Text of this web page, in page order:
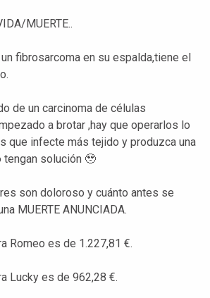
MUERTE..
fibrosarcoma en su espalda,tiene el
de un carcinoma de células
a brotar ,hay que operarlos lo
que infecte más tejido y produzca una
solución 🥹
son doloroso y cuánto antes se
MUERTE ANUNCIADA.
Romeo es de 1.227,81 €.
Lucky es de 962,28 €.